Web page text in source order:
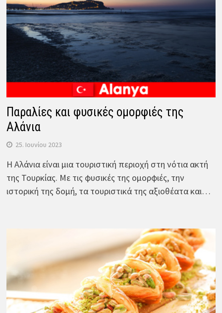
Παραλίες και φυσικές ομορφιές της
Αλάνια
25. Ιουνίου 2023
Η Αλάνια είναι μια τουριστική περιοχή στη νότια ακτή
της Τουρκίας. Με τις φυσικές της ομορφιές, την
ιστορική της δομή, τα τουριστικά της αξιοθέατα και…